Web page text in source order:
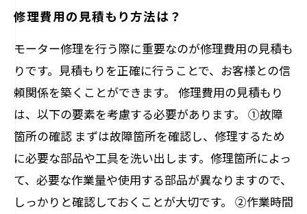
修理費用の見積もり方法は？
モーター修理を行う際に重要なのが修理費用の見積も
りです。見積もりを正確に行うことで、お客様との信
頼関係を築くことができます。 修理費用の見積もり
は、以下の要素を考慮する必要があります。 ①故障
箇所の確認 まずは故障箇所を確認し、修理するため
に必要な部品や工具を洗い出します。修理箇所によっ
て、必要な作業量や使用する部品が異なりますので、
しっかりと確認しておくことが大切です。 ②作業時間